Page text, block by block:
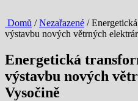
Domů /Nezařazené /
výstavbu nových větrných
Energetická
výstavbu nových
Vysočině